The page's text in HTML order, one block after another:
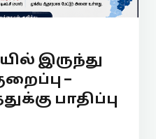
இருந்து
–
பாதிப்பு